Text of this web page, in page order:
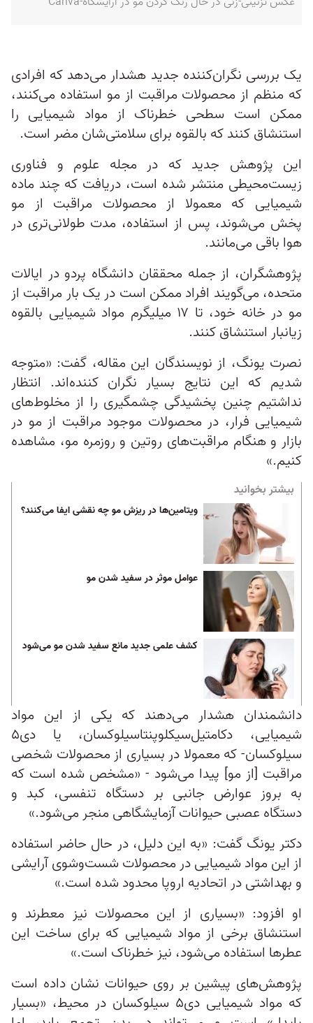
یک بررسی نگران‌کننده جدید هشدار می‌دهد که افرادی
که منظم از محصولات مراقبت از مو استفاده می‌کنند،
ممکن است سطحی خطرناک از مواد شیمیایی را
استنشاق کنند که بالقوه برای سلامتی‌شان مضر است.
این پژوهش جدید که در مجله علوم و فناوری
زیست‌محیطی منتشر شده است، دریافت که چند ماده
شیمیایی که معمولا از محصولات مراقبت از مو
پخش می‌شوند، پس از استفاده، مدت طولانی‌تری در
هوا باقی می‌مانند.
پژوهشگران، از جمله محققان دانشگاه‌ پردو در ایالات
متحده، می‌گویند افراد ممکن است در یک بار مراقبت از
مو در خانه خود، تا ۱۷ میلیگرم مواد شیمیایی بالقوه
زیانبار استنشاق کنند.
نصرت یونگ، از نویسندگان این مقاله، گفت: «متوجه
شدیم که این نتایج بسیار نگران کننده‌اند. انتظار
نداشتیم چنین پخشیدگی چشمگیری را از مخلوط‌های
شیمیایی فرار، در محصولات موجود مراقبت از مو در
بازار و هنگام مراقبت‌های روتین و روزمره مو، مشاهده
کنیم.»
بیشتر بخوانید
ویتامین‌ها در ریزش مو چه نقشی ایفا می‌کنند؟
عوامل موثر در سفید شدن مو
کشف علمی جدید مانع سفید شدن مو می‌شود
دانشمندان هشدار می‌دهند كه یكی از این مواد
سیلوکسان- كه معمولا در بسیاری از محصولات شخصی
مراقبت [از مو] پیدا می‌شود - «مشخص شده است كه
به بروز عوارض جانبی بر دستگاه تنفسی، کبد و
دستگاه عصبی حیوانات آزمایشگاهی منجر می‌شود.»
دکتر یونگ گفت: «به این دلیل، در حال حاضر استفاده
از این مواد شیمیایی در محصولات شست‌و‌شوی آرایشی
و بهداشتی در اتحادیه اروپا محدود شده است.»
او افزود: «بسیاری از این محصولات نیز معطرند و
استنشاق برخی از مواد شیمیایی که برای ساخت این
عطرها استفاده می‌شود، نیز خطرناک است.»
پژوهش‌های پیشین بر روی حیوانات نشان داده است
که مواد شیمیایی دی۵‌ سیلوکسان در محیط، «بسیار